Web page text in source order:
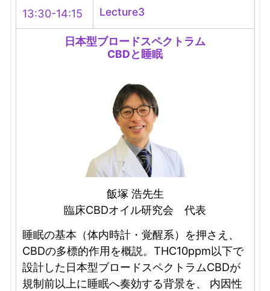
13:30-14:15 Lecture3
日本型ブロードスペクトラム
CBDと睡眠
飯塚 浩先生
臨床CBDオイル研究会 代表
睡眠の基本（体内時計・覚醒系）を押さえ、
CBDの多標的作用を概説。THC10ppm以下で
設計した日本型ブロードスペクトラムCBDが
規制前以上に睡眠へ奏効する背景を、 内因性